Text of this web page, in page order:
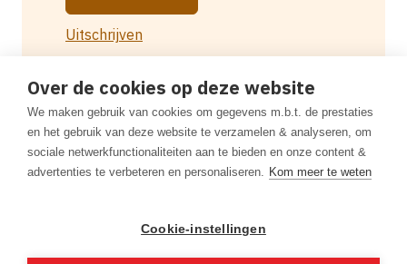
Over de cookies op deze website
We maken gebruik van cookies om gegevens m.b.t. de prestaties
en het gebruik van deze website te verzamelen & analyseren, om
sociale netwerkfunctionaliteiten aan te bieden en onze content &
advertenties te verbeteren en personaliseren. Kom meer te weten
Cookie-instellingen
Uitschrijven